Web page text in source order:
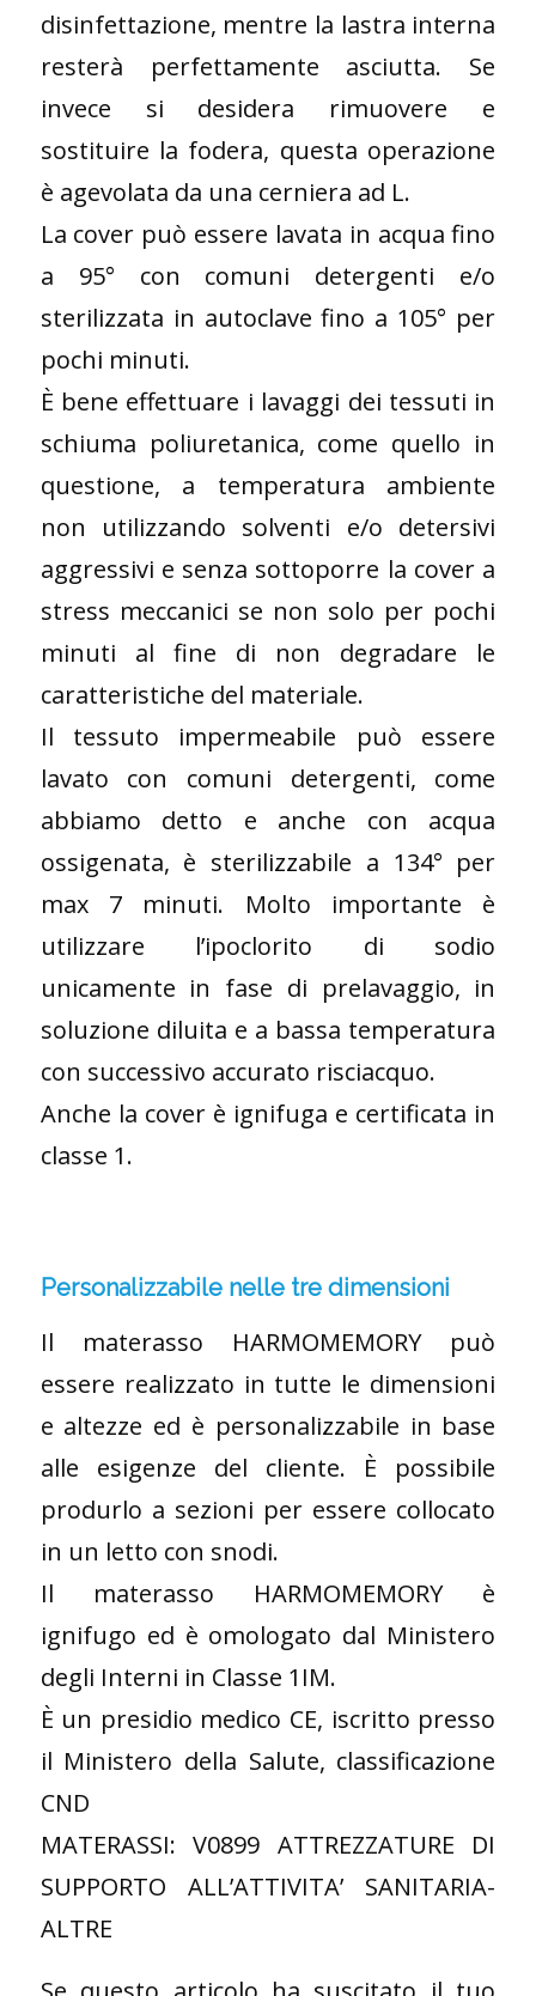
disinfettazione, mentre la lastra interna
resterà perfettamente asciutta. Se
invece si desidera rimuovere e
sostituire la fodera, questa operazione
è agevolata da una cerniera ad L.
La cover può essere lavata in acqua fino
a 95° con comuni detergenti e/o
sterilizzata in autoclave fino a 105° per
pochi minuti.
È bene effettuare i lavaggi dei tessuti in
schiuma poliuretanica, come quello in
questione, a temperatura ambiente
non utilizzando solventi e/o detersivi
aggressivi e senza sottoporre la cover a
stress meccanici se non solo per pochi
minuti al fine di non degradare le
caratteristiche del materiale.
Il tessuto impermeabile può essere
lavato con comuni detergenti, come
abbiamo detto e anche con acqua
ossigenata, è sterilizzabile a 134° per
max 7 minuti. Molto importante è
utilizzare l’ipoclorito di sodio
unicamente in fase di prelavaggio, in
soluzione diluita e a bassa temperatura
con successivo accurato risciacquo.
Anche la cover è ignifuga e certificata in
classe 1.
Personalizzabile nelle tre dimensioni
Il materasso HARMOMEMORY può
essere realizzato in tutte le dimensioni
e altezze ed è personalizzabile in base
alle esigenze del cliente. È possibile
produrlo a sezioni per essere collocato
in un letto con snodi.
Il materasso HARMOMEMORY è
ignifugo ed è omologato dal Ministero
degli Interni in Classe 1IM.
È un presidio medico CE, iscritto presso
il Ministero della Salute, classificazione
CND
MATERASSI: V0899 ATTREZZATURE DI
SUPPORTO ALL’ATTIVITA’ SANITARIA-
ALTRE